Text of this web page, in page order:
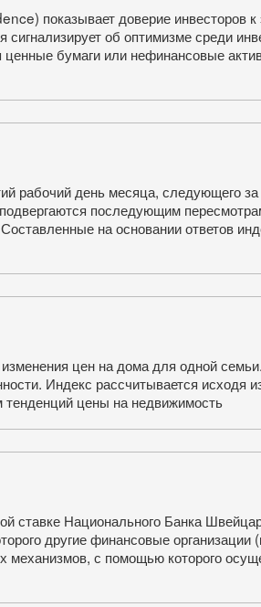
показывает доверие инвесторов
об оптимизме среди
бумаги или нефинансовые
рабочий день месяца, следующего
последующим
на основании ответов
цен на дома для одной
Индекс рассчитывается
цены на недвижимость
Национального Банка
другие финансовые организации
с помощью которого